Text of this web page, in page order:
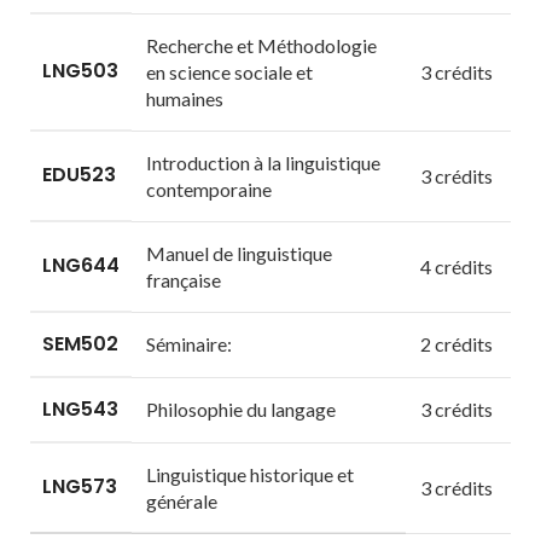
LNG503
Recherche et Méthodologie
en science sociale et
humaines
3 crédits
EDU523
Introduction à la linguistique
contemporaine
3 crédits
LNG644
Manuel de linguistique
française
4 crédits
SEM502 Séminaire: 2 crédits
LNG543 Philosophie du langage 3 crédits
LNG573
Linguistique historique et
générale
3 crédits